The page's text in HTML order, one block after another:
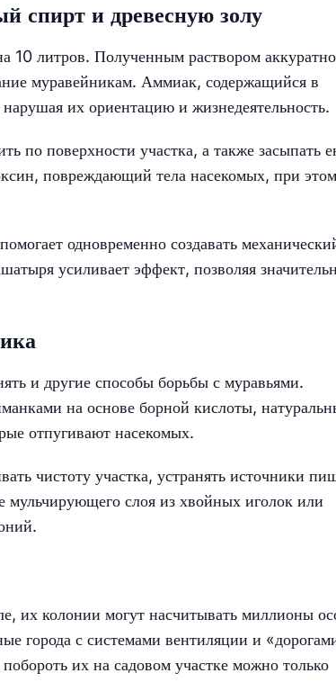
спирт и древесную золу
10 литров. Полученным раствором аккуратно
муравейникам. Аммиак, содержащийся в
их ориентацию и жизнедеятельность.
по поверхности участка, а также засыпать
повреждающий тела насекомых, при
одновременно создавать
усиливает эффект, позволяя
и другие способы борьбы с муравьями.
на основе борной кислоты,
отпугивают насекомых.
чистоту участка, устранять источники
мульчирующего слоя из хвойных иголок или
их колонии могут насчитывать миллионы
города с системами вентиляции и
их на садовом участке можно только